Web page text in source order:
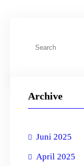
Archive
Juni 2025
April 2025